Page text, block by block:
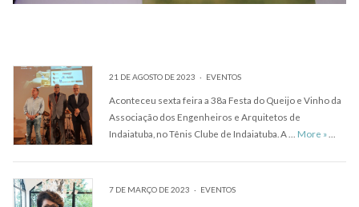
21 DE AGOSTO DE 2023 EVENTOS
Aconteceu sexta feira a 38a Festa do Queijo e Vinho da
Associação dos Engenheiros e Arquitetos de
Indaiatuba, no Tênis Clube de Indaiatuba. A … More »…
7 DE MARÇO DE 2023 EVENTOS